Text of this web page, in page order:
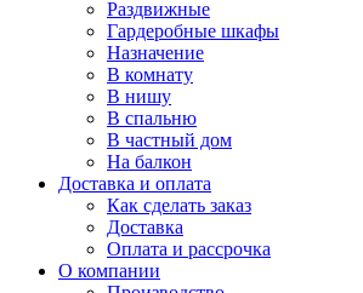
Раздвижные
Гардеробные шкафы
Назначение
В комнату
В нишу
В спальню
В частный дом
На балкон
Доставка и оплата
Как сделать заказ
Доставка
Оплата и рассрочка
О компании